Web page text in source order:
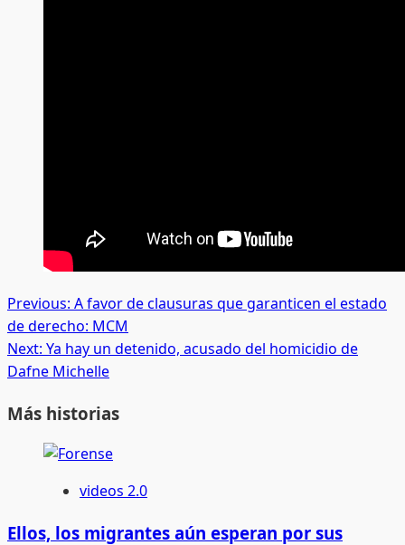
Post
navigation
Previous: A favor de clausuras que garanticen el estado
de derecho: MCM
Next: Ya hay un detenido, acusado del homicidio de
Dafne Michelle
Más historias
videos 2.0
Ellos, los migrantes aún esperan por sus